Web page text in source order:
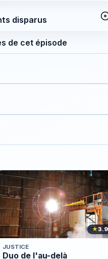
disparus
de cet épisode
★3.9
JUSTICE
Duo de l'au-delà